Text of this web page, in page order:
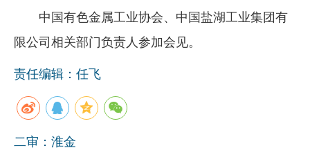
中国有色金属工业协会、中国盐湖工业集团有
限公司相关部门负责人参加会见。
责任编辑：任飞
二审：淮金